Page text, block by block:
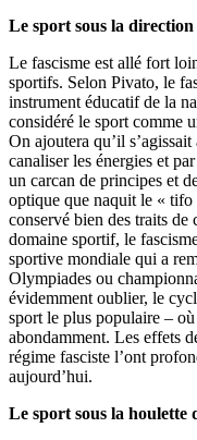
Le sport sous la direction
Le fascisme est allé fort
sportifs. Selon Pivato, le
instrument éducatif de la
considéré le sport comme
On ajoutera qu’il
canaliser les énergies et
un carcan de principes et
optique que naquit le « tifo
conservé bien des traits de
domaine sportif, le
sportive mondiale qui a
Olympiades ou
évidemment oublier, le
sport le plus populaire –
abondamment. Les effets
régime fasciste l’ont
aujourd’hui.
Le sport sous la houlette